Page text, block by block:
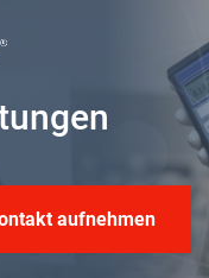
aufnehmen